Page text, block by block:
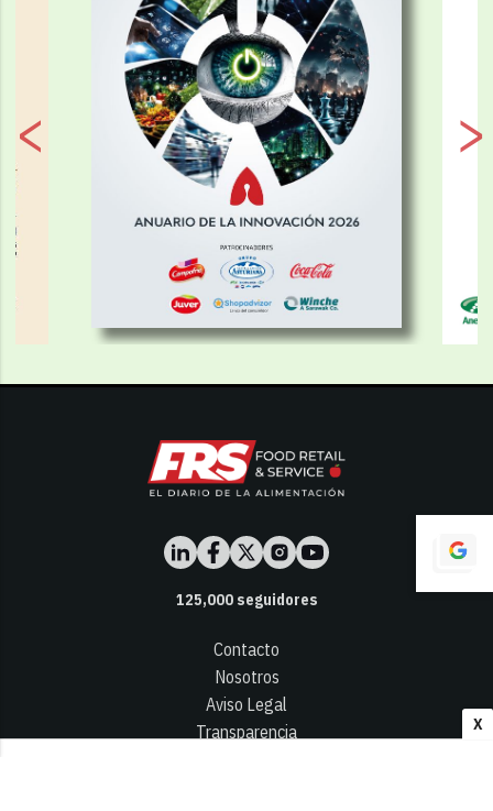
X
125,000seguidores
Contacto
Nosotros
Aviso Legal
Transparencia